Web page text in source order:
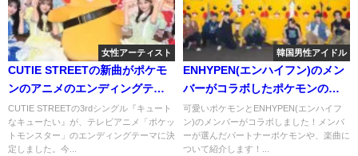
女性アーティスト
CUTIE STREETの新曲がポケモ
ンのアニメのエンディングテー
マに！ジャケ写が可愛い！
CUTIE STREETの3rdシングル『キュート
なキューたい』が、テレビアニメ「ポケッ
トモンスター」のエンディングテーマに決
定しました。今...
韓国男性アイドル
ENHYPEN(エンハイフン)のメン
バーがコラボしたポケモンのキ
ャラクターとは？楽曲も含めて
紹介！
可愛いポケモンとENHYPEN(エンハイフ
ン)のメンバーがコラボしました！メンバ
ーが選んだパートナーポケモンや、楽曲に
ついて紹介します！...